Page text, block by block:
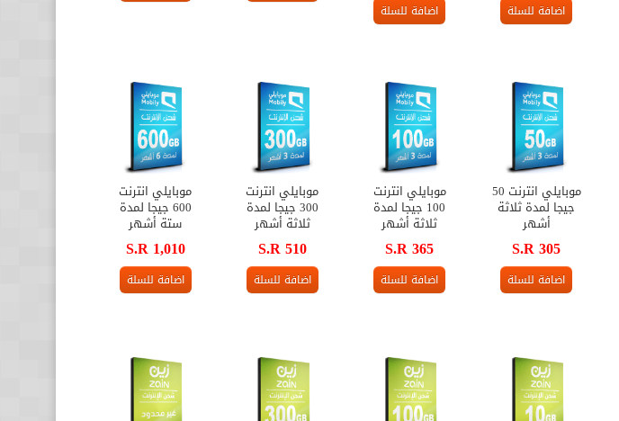
اضافة للسلة اضافة للسلة
موبايلي انترنت 50
جيجا لمدة ثلاثة
أشهر
S.R 305
اضافة للسلة
موبايلي انترنت
100 جيجا لمدة
ثلاثة أشهر
S.R 365
اضافة للسلة
موبايلي انترنت
300 جيجا لمدة
ثلاثة أشهر
S.R 510
اضافة للسلة
موبايلي انترنت
600 جيجا لمدة
ستة أشهر
S.R 1,010
اضافة للسلة